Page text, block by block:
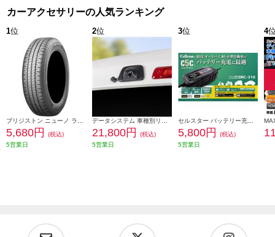
カーアクセサリーの人気ランキング
1位
5,680円
(税込)
5営業日
2位
21,800円
(税込)
5営業日
3位
5,800円
(税込)
5営業日
4